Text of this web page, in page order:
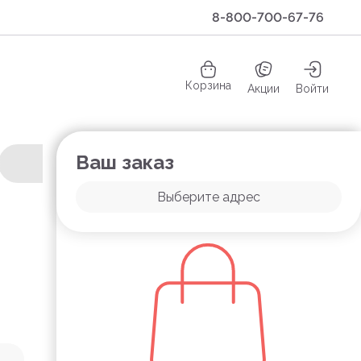
8-800-700-67-76
Корзина Акции Войти
Ваш заказ
Выберите адрес